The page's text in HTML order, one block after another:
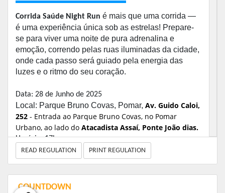
Corrida Saúde Night Run é mais que uma corrida —
é uma experiência única sob as estrelas! Prepare-
se para viver uma noite de pura adrenalina e
emoção, correndo pelas ruas iluminadas da cidade,
onde cada passo será guiado pela energia das
luzes e o ritmo do seu coração.
Data: 28 de Junho de 2025
Local: Parque Bruno Covas, Pomar, Av. Guido Caloi,
252 - Entrada ao Parque Bruno Covas, no Pomar
Urbano, ao lado do Atacadista Assaí, Ponte João dias.
Horário: 17h
PROGRAMAÇÃO
READ REGULATION PRINT REGULATION
COUNTDOWN